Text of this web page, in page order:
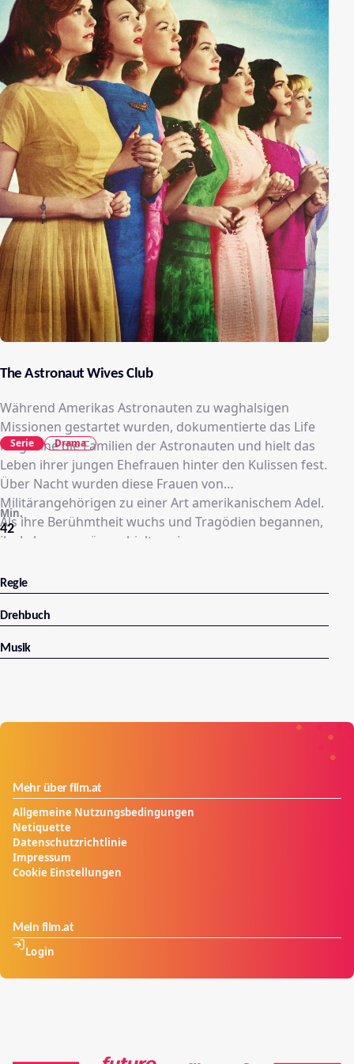
The Astronaut Wives Club
Während Amerikas Astronauten zu waghalsigen
Missionen gestartet wurden, dokumentierte das Life
Magazine die Familien der Astronauten und hielt das
Leben ihrer jungen Ehefrauen hinter den Kulissen fest.
Über Nacht wurden diese Frauen von
Militärangehörigen zu einer Art amerikanischem Adel.
Als ihre Berühmtheit wuchs und Tragödien begannen,
ihr Leben zu prägen, hielten sie zusammen.
42
Min.
Serie Drama
Regie
Drehbuch
Musik
Mehr über film.at
Allgemeine Nutzungsbedingungen
Netiquette
Datenschutzrichtlinie
Impressum
Cookie Einstellungen
Mein film.at
Login